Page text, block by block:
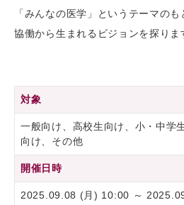
「みんなの医学」というテーマの
協働から生まれるビジョンを探りま
対象
一般向け、高校生向け、小・中学
向け、その他
開催日時
2025.09.08 (月) 10:00 ～